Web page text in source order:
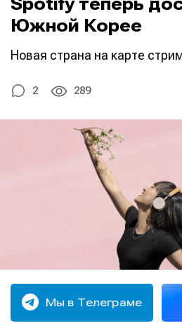
Spotify теперь
Южной Корее
Новая страна на карте
2 289
Мы в Телеграме